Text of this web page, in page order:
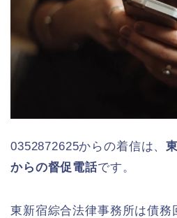
0352872625からの着信は、
からの督促電話です。
東新宿綜合法律事務所は債務